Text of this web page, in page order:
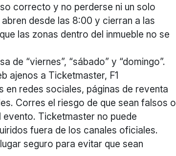
correcto y no perderse ni un solo
desde las 8:00 y cierran a las
las zonas dentro del inmueble no se
de “viernes”, “sábado” y “domingo”.
ajenos a Ticketmaster, F1
en redes sociales, páginas de reventa
Corres el riesgo de que sean falsos o
Ticketmaster no puede
fuera de los canales oficiales.
seguro para evitar que sean